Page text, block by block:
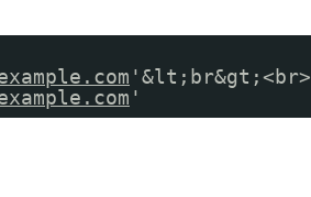
'&lt;br&gt;<br>
'